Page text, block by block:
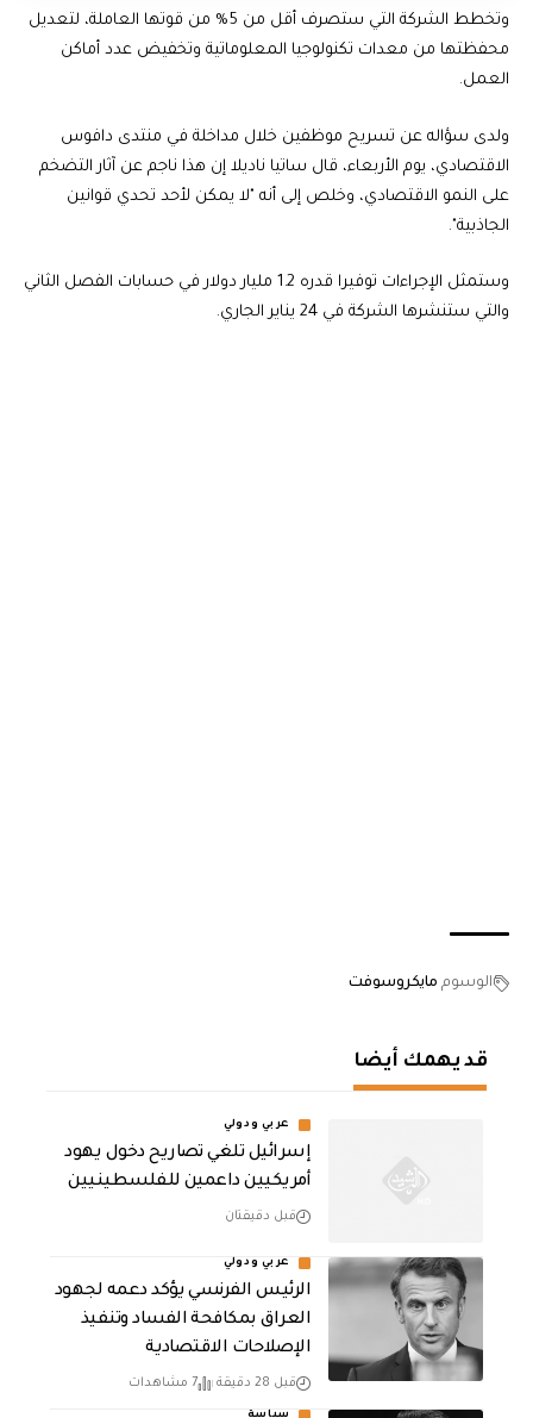
وتخطط الشركة التي ستصرف أقل من 5% من قوتها العاملة، لتعديل
محفظتها من معدات تكنولوجيا المعلوماتية وتخفيض عدد أماكن
العمل.
ولدى سؤاله عن تسريح موظفين خلال مداخلة في منتدى دافوس
الاقتصادي، يوم الأربعاء، قال ساتيا ناديلا إن هذا ناجم عن آثار التضخم
على النمو الاقتصادي، وخلص إلى أنه "لا يمكن لأحد تحدي قوانين
الجاذبية".
وستمثل الإجراءات توفيرا قدره 1.2 مليار دولار في حسابات الفصل الثاني
والتي ستنشرها الشركة في 24 يناير الجاري.
الوسوم مايكروسوفت
قد يهمك أيضا
عربي ودولي
إسرائيل تلغي تصاريح دخول يهود
أمريكيين داعمين للفلسطينيين
قبل دقيقتان
عربي ودولي
الرئيس الفرنسي يؤكد دعمه لجهود
العراق بمكافحة الفساد وتنفيذ
الإصلاحات الاقتصادية
قبل 28 دقيقة 7 مشاهدات